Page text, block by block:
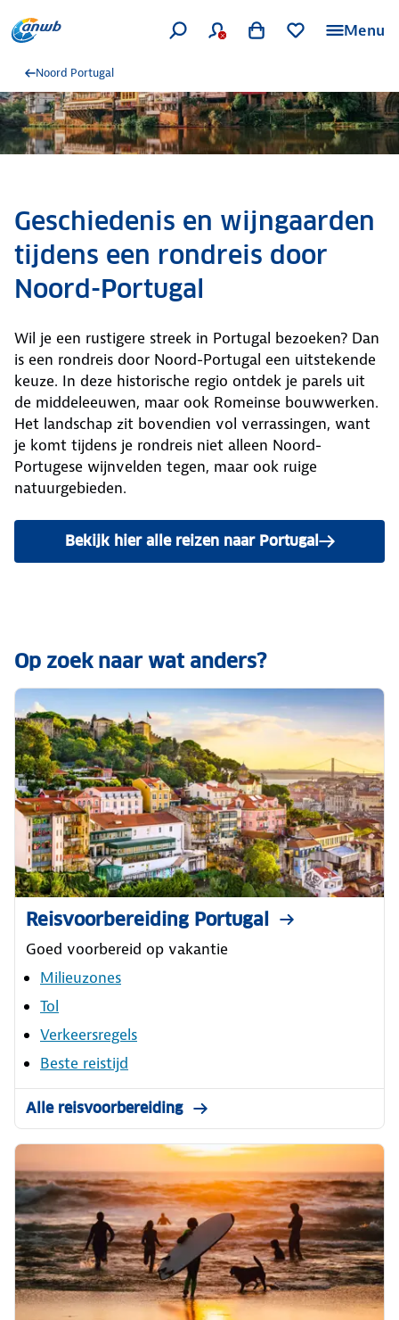
Menu
Noord Portugal
Geschiedenis en wijngaarden
tijdens een rondreis door
Noord-Portugal
Wil je een rustigere streek in Portugal bezoeken? Dan
is een rondreis door Noord-Portugal een uitstekende
keuze. In deze historische regio ontdek je parels uit
de middeleeuwen, maar ook Romeinse bouwwerken.
Het landschap zit bovendien vol verrassingen, want
je komt tijdens je rondreis niet alleen Noord-
Portugese wijnvelden tegen, maar ook ruige
natuurgebieden.
Bekijk hier alle reizen naar Portugal
Op zoek naar wat anders?
Reisvoorbereiding Portugal
Goed voorbereid op vakantie
Milieuzones
Tol
Verkeersregels
Beste reistijd
Alle reisvoorbereiding